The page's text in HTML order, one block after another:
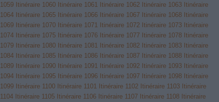
1059 Itinéraire 1060 Itinéraire 1061 Itinéraire 1062 Itinéraire 1063 Itinéraire
1064 Itinéraire 1065 Itinéraire 1066 Itinéraire 1067 Itinéraire 1068 Itinéraire
1069 Itinéraire 1070 Itinéraire 1071 Itinéraire 1072 Itinéraire 1073 Itinéraire
1074 Itinéraire 1075 Itinéraire 1076 Itinéraire 1077 Itinéraire 1078 Itinéraire
1079 Itinéraire 1080 Itinéraire 1081 Itinéraire 1082 Itinéraire 1083 Itinéraire
1084 Itinéraire 1085 Itinéraire 1086 Itinéraire 1087 Itinéraire 1088 Itinéraire
1089 Itinéraire 1090 Itinéraire 1091 Itinéraire 1092 Itinéraire 1093 Itinéraire
1094 Itinéraire 1095 Itinéraire 1096 Itinéraire 1097 Itinéraire 1098 Itinéraire
1099 Itinéraire 1100 Itinéraire 1101 Itinéraire 1102 Itinéraire 1103 Itinéraire
1104 Itinéraire 1105 Itinéraire 1106 Itinéraire 1107 Itinéraire 1108 Itinéraire